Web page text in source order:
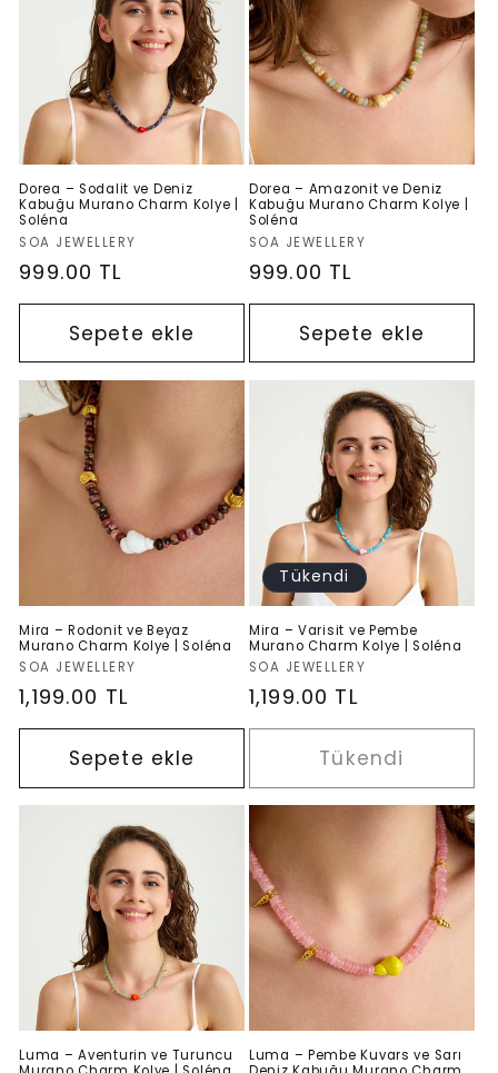
y
o
n
:
Dorea – Sodalit ve Deniz
Kabuğu Murano Charm Kolye |
Soléna
Satıcı:
SOA JEWELLERY
Normal
fiyat
999.00 TL
Sepete ekle
Dorea – Amazonit ve Deniz
Kabuğu Murano Charm Kolye |
Soléna
Satıcı:
SOA JEWELLERY
Normal
fiyat
999.00 TL
Sepete ekle
Mira – Rodonit ve Beyaz
Murano Charm Kolye | Soléna
Satıcı:
SOA JEWELLERY
Normal
fiyat
1,199.00 TL
Sepete ekle
Tükendi
Mira – Varisit ve Pembe
Murano Charm Kolye | Soléna
Satıcı:
SOA JEWELLERY
Normal
fiyat
1,199.00 TL
Tükendi
Luma – Aventurin ve Turuncu
Luma – Pembe Kuvars ve Sarı